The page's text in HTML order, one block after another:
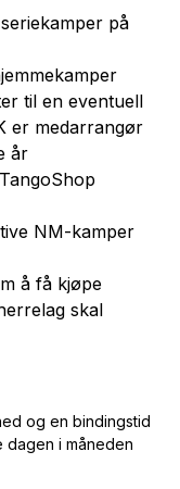
på
til en eventuell
er medarrangør
år
NM-kamper
å få kjøpe
skal
og en bindingstid
i måneden